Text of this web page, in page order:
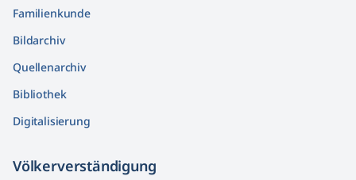
Familienkunde
Bildarchiv
Quellenarchiv
Bibliothek
Digitalisierung
Völkerver­ständigung